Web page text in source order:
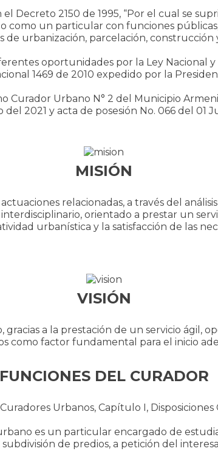
Decreto 2150 de 1995, “Por el cual se
como un particular con funciones
urbanización, parcelación, construcción
oportunidades por la Ley
1469 de 2010 expedido por la
Urbano N° 2 del Municipio
2021 y acta de posesión No. 066 del 01
MISIÓN
relacionadas, a través del
orientado a prestar un
urbanística y la satisfacción de las
VISIÓN
a la prestación de un servicio ágil,
como factor fundamental para el inicio
FUNCIONES DEL CURADOR
Urbanos, Capítulo I, Disposiciones
es un particular encargado de
de predios, a petición del